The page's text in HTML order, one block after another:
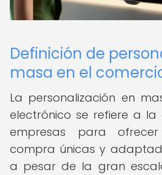
Definición de
masa en el
La personalización en
electrónico se refiere a
empresas para
compra únicas y
a pesar de la gran